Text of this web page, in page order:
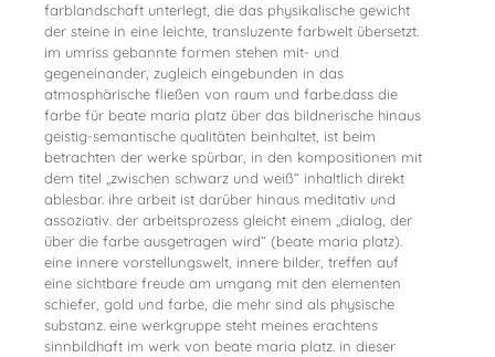
farblandschaft unterlegt, die das physikalische gewicht
der steine in eine leichte, transluzente farbwelt übersetzt.
im umriss gebannte formen stehen mit- und
gegeneinander, zugleich eingebunden in das
atmosphärische fließen von raum und farbe.dass die
farbe für beate maria platz über das bildnerische hinaus
geistig-semantische qualitäten beinhaltet, ist beim
betrachten der werke spürbar, in den kompositionen mit
dem titel „zwischen schwarz und weiß“ inhaltlich direkt
ablesbar. ihre arbeit ist darüber hinaus meditativ und
assoziativ. der arbeitsprozess gleicht einem „dialog, der
über die farbe ausgetragen wird“ (beate maria platz).
eine innere vorstellungswelt, innere bilder, treffen auf
eine sichtbare freude am umgang mit den elementen
schiefer, gold und farbe, die mehr sind als physische
substanz. eine werkgruppe steht meines erachtens
sinnbildhaft im werk von beate maria platz. in dieser